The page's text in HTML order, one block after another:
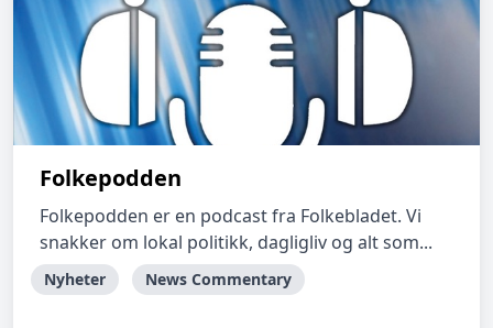
Folkepodden
Folkepodden er en podcast fra Folkebladet. Vi
snakker om lokal politikk, dagligliv og alt som...
Nyheter News Commentary